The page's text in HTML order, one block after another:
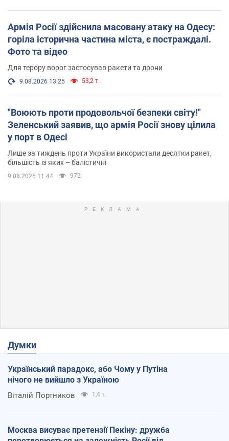
Армія Росії здійснила масовану атаку на Одесу:
горіла історична частина міста, є постраждалі.
Фото та відео
Для терору ворог застосував ракети та дрони
9.08.2026 13:25 53,2 т.
"Воюють проти продовольчої безпеки світу!"
Зеленський заявив, що армія Росії знову цілила
у порт в Одесі
Лише за тиждень проти України використали десятки ракет,
більшість із яких – балістичні
9.08.2026 11:44 972
Думки
Український парадокс, або Чому у Путіна
нічого не вийшло з Україною
Віталій Портников 1,4 т.
Москва висуває претензії Пекіну: дружба